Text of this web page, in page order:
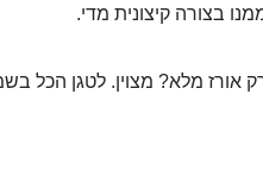
בצורה קיצונית מדי.
אורז מלא? מצוין. לטגן הכל